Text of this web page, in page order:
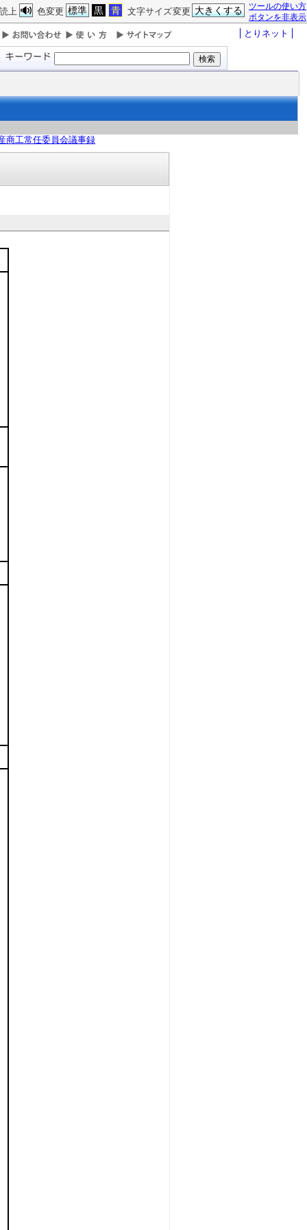
ツールの使い方
ボタンを非表示
文字サイズ変更 大きくする
色変更 標準 黒 青
上
とりネット
商工常任委員会議事録